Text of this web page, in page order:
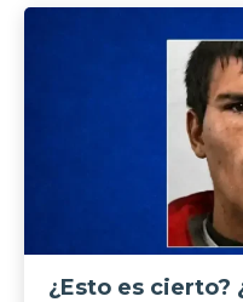
¿Esto es cierto?